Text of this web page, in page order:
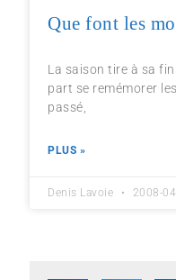
Que font les
La saison tire à sa
part se remémorer
passé,
PLUS »
Denis Lavoie 2008-